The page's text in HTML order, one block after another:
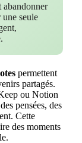
abandonner
une seule
permettent
partagés.
ou Notion
pensées, des
Cette
des moments